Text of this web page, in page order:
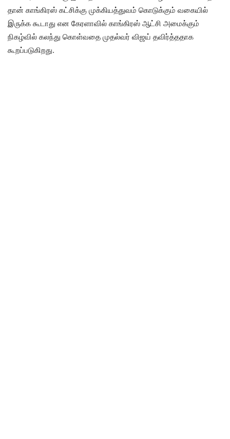
தான் காங்கிரஸ் கட்சிக்கு முக்கியத்துவம் கொடுக்கும் வகையில்
இருக்க கூடாது என கேரளாவில் காங்கிரஸ் ஆட்சி அமைக்கும்
நிகழ்வில் கலந்து கொள்வதை முதல்வர் விஜய் தவிர்த்ததாக
கூறப்படுகிறது.